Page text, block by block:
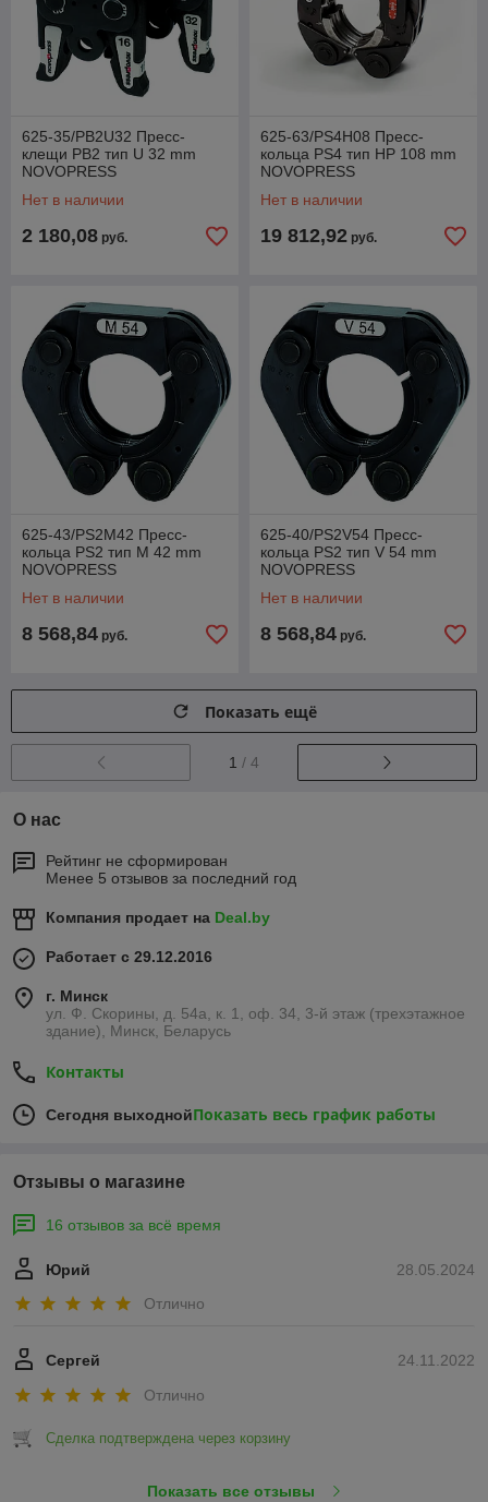
625-35/PB2U32 Пресс-
клещи PB2 тип U 32 mm
NOVOPRESS
Нет в наличии
2 180,08 руб.
625-63/PS4H08 Пресс-
кольца PS4 тип HP 108 mm
NOVOPRESS
Нет в наличии
19 812,92 руб.
625-43/PS2M42 Пресс-
кольца PS2 тип M 42 mm
NOVOPRESS
Нет в наличии
8 568,84 руб.
625-40/PS2V54 Пресс-
кольца PS2 тип V 54 mm
NOVOPRESS
Нет в наличии
8 568,84 руб.
Показать ещё
1 / 4
О нас
Рейтинг не сформирован
Менее 5 отзывов за последний год
Компания продает на Deal.by
Работает с 29.12.2016
г. Минск
ул. Ф. Скорины, д. 54а, к. 1, оф. 34, 3-й этаж (трехэтажное
здание), Минск, Беларусь
Контакты
Сегодня выходнойПоказать весь график работы
Отзывы о магазине
16 отзывов за всё время
28.05.2024
Юрий
Отлично
24.11.2022
Сергей
Отлично
Сделка подтверждена через корзину
Показать все отзывы